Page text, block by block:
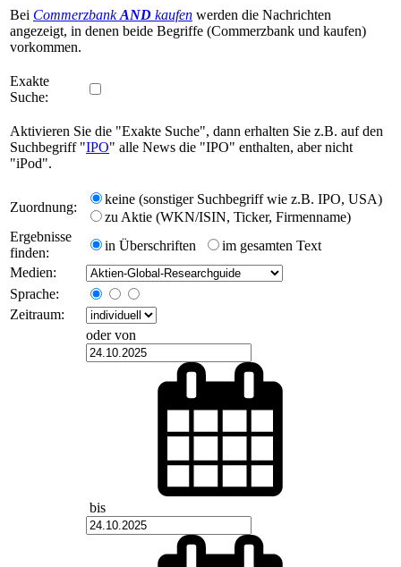
Bei CommerzbankAND kaufen werden die Nachrichten
angezeigt, in denen beide Begriffe (Commerzbank und kaufen)
vorkommen.
Exakte
Suche:
Aktivieren Sie die "Exakte Suche", dann erhalten Sie z.B. auf den
Suchbegriff "IPO" alle News die "IPO" enthalten, aber nicht
"iPod".
Zuordnung:
keine (sonstiger Suchbegriff wie z.B. IPO, USA)
zu Aktie (WKN/ISIN, Ticker, Firmenname)
Ergebnisse
finden:
in Überschriften
im gesamten Text
Medien:
Sprache:
Zeitraum:
oder von
bis